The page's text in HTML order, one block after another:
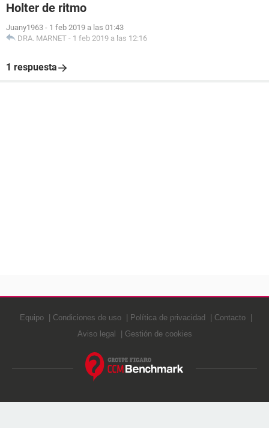
Holter de ritmo
Juany1963 - 1 feb 2019 a las 01:43
DRA. MARNET - 1 feb 2019 a las 12:16
1 respuesta
Equipo Condiciones de uso Política de privacidad
Contacto
Aviso legal
Gestión de cookies